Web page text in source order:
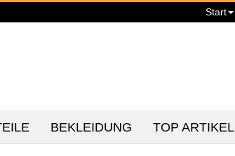
Start
BEKLEIDUNG TOP ARTIKEL